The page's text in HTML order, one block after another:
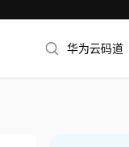
华为云码道